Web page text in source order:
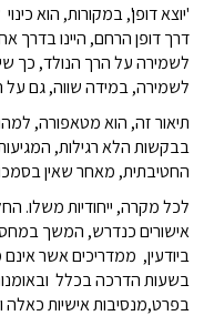
'יוצא דופן', במקורות, הוא
דרך דופן הרחם, היינו בדרך
לשמירה על הרך הנולד, כך
לשמירה, במידה שווה, גם על
תיאור זה, הוא מטאפורה,
בבקשות הלא רגילות,
החטיבתית, מאחר שאין
לכל מקרה, ייחודיות משלו.
אישורים כנדרש, המשך
ביודעין, ממדריכים אשר
בשעות הדרכה בכלל
בפרט,מנסיבות אישיות כאלה